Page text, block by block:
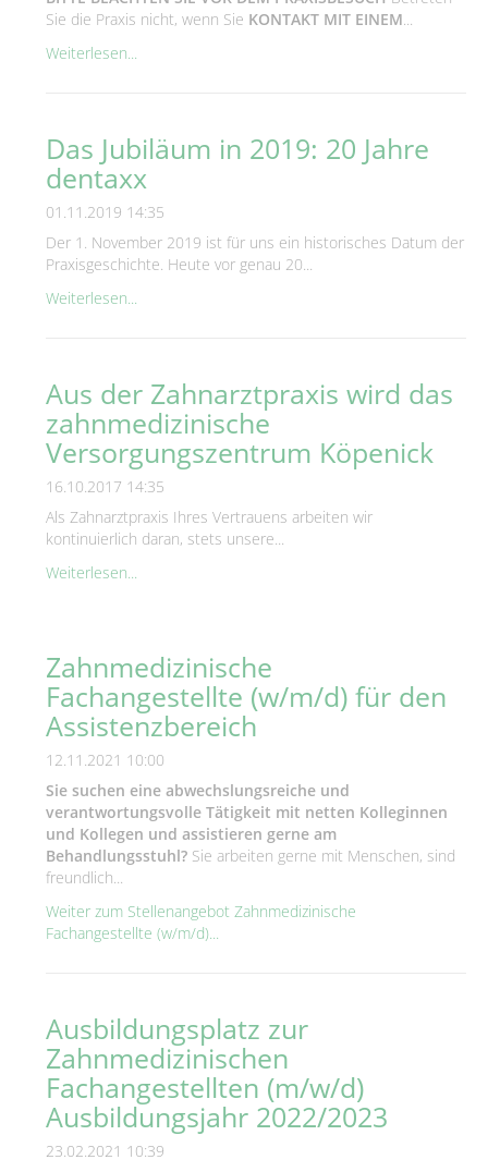
Sie die Praxis nicht, wenn Sie KONTAKT MIT EINEM
Weiterlesen...
Das Jubiläum in 2019: 20 Jahre
dentaxx
01.11.2019 14:35
Der 1. November 2019 ist für uns ein historisches Datum der
Praxisgeschichte. Heute vor genau 20...
Weiterlesen...
Aus der Zahnarztpraxis wird das
zahnmedizinische
Versorgungszentrum Köpenick
16.10.2017 14:35
Als Zahnarztpraxis Ihres Vertrauens arbeiten wir
kontinuierlich daran, stets unsere...
Weiterlesen...
Zahnmedizinische
Fachangestellte (w/m/d) für den
Assistenzbereich
12.11.2021 10:00
Sie suchen eine abwechslungsreiche und
verantwortungsvolle Tätigkeit mit netten Kolleginnen
und Kollegen und assistieren gerne am
Behandlungsstuhl? Sie arbeiten gerne mit Menschen, sind
freundlich...
Weiter zum Stellenangebot Zahnmedizinische
Fachangestellte (w/m/d)...
Ausbildungsplatz zur
Zahnmedizinischen
Fachangestellten (m/w/d)
Ausbildungsjahr 2022/2023
23.02.2021 10:39